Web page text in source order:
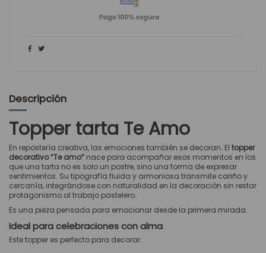
Descripción
Topper tarta Te Amo
En repostería creativa, las emociones también se decoran. El topper
decorativo “Te amo” nace para acompañar esos momentos en los
que una tarta no es solo un postre, sino una forma de expresar
sentimientos. Su tipografía fluida y armoniosa transmite cariño y
cercanía, integrándose con naturalidad en la decoración sin restar
protagonismo al trabajo pastelero.
Es una pieza pensada para emocionar desde la primera mirada.
Ideal para celebraciones con alma
Este topper es perfecto para decorar: